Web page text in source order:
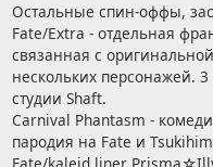
Остальные спин-оффы,
Fate/Extra - отдельная
связанная с
нескольких персонажей.
студии Shaft.
Carnival Phantasm -
пародия на Fate и